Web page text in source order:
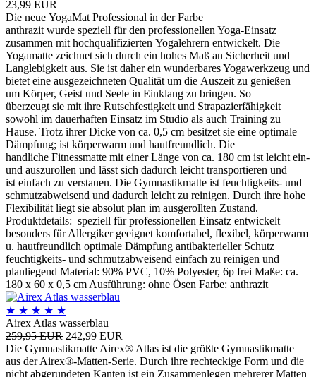
23,99 EUR
Die neue YogaMat Professional in der Farbe
anthrazit wurde speziell für den professionellen Yoga-Einsatz
zusammen mit hochqualifizierten Yogalehrern entwickelt. Die
Yogamatte zeichnet sich durch ein hohes Maß an Sicherheit und
Langlebigkeit aus. Sie ist daher ein wunderbares Yogawerkzeug und
bietet eine ausgezeichneten Qualität um die Auszeit zu genießen
um Körper, Geist und Seele in Einklang zu bringen. So
überzeugt sie mit ihre Rutschfestigkeit und Strapazierfähigkeit
sowohl im dauerhaften Einsatz im Studio als auch Training zu
Hause. Trotz ihrer Dicke von ca. 0,5 cm besitzet sie eine optimale
Dämpfung; ist körperwarm und hautfreundlich. Die
handliche Fitnessmatte mit einer Länge von ca. 180 cm ist leicht ein-
und auszurollen und lässt sich dadurch leicht transportieren und
ist einfach zu verstauen. Die Gymnastikmatte ist feuchtigkeits- und
schmutzabweisend und dadurch leicht zu reinigen. Durch ihre hohe
Flexibilität liegt sie absolut plan im ausgerollten Zustand.
Produktdetails: speziell für professionellen Einsatz entwickelt
besonders für Allergiker geeignet komfortabel, flexibel, körperwarm
u. hautfreundlich optimale Dämpfung antibakterieller Schutz
feuchtigkeits- und schmutzabweisend einfach zu reinigen und
planliegend Material: 90% PVC, 10% Polyester, 6p frei Maße: ca.
180 x 60 x 0,5 cm Ausführung: ohne Ösen Farbe: anthrazit
★ ★ ★ ★ ★
Airex Atlas wasserblau
259,95 EUR 242,99 EUR
Die Gymnastikmatte Airex® Atlas ist die größte Gymnastikmatte
aus der Airex®-Matten-Serie. Durch ihre rechteckige Form und die
nicht abgerundeten Kanten ist ein Zusammenlegen mehrerer Matten